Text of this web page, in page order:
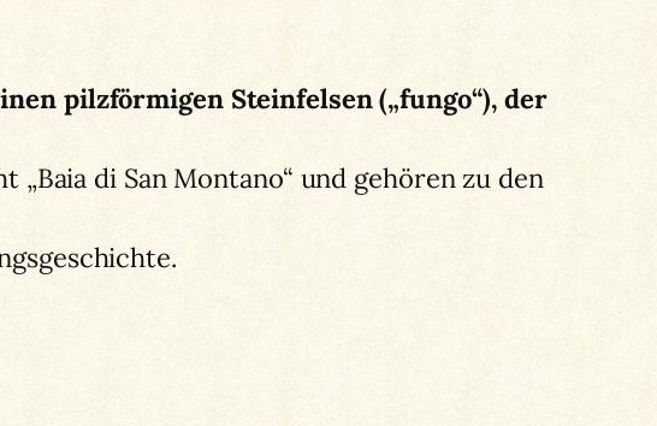
pilzförmigen Steinfelsen („fungo“), der
„Baia di San Montano“ und gehören zu den